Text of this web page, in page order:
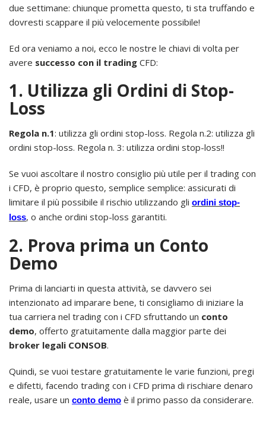
due settimane: chiunque prometta questo, ti sta truffando e
dovresti scappare il più velocemente possibile!
Ed ora veniamo a noi, ecco le nostre le chiavi di volta per
avere successo con il trading CFD:
1. Utilizza gli Ordini di Stop-
Loss
Regola n.1: utilizza gli ordini stop-loss. Regola n.2: utilizza gli
ordini stop-loss. Regola n. 3: utilizza ordini stop-loss!!
Se vuoi ascoltare il nostro consiglio più utile per il trading con
i CFD, è proprio questo, semplice semplice: assicurati di
limitare il più possibile il rischio utilizzando gli ordini stop-
loss, o anche ordini stop-loss garantiti.
2. Prova prima un Conto
Demo
Prima di lanciarti in questa attività, se davvero sei
intenzionato ad imparare bene, ti consigliamo di iniziare la
tua carriera nel trading con i CFD sfruttando un conto
demo, offerto gratuitamente dalla maggior parte dei
broker legali CONSOB.
Quindi, se vuoi testare gratuitamente le varie funzioni, pregi
e difetti, facendo trading con i CFD prima di rischiare denaro
reale, usare un conto demo è il primo passo da considerare.